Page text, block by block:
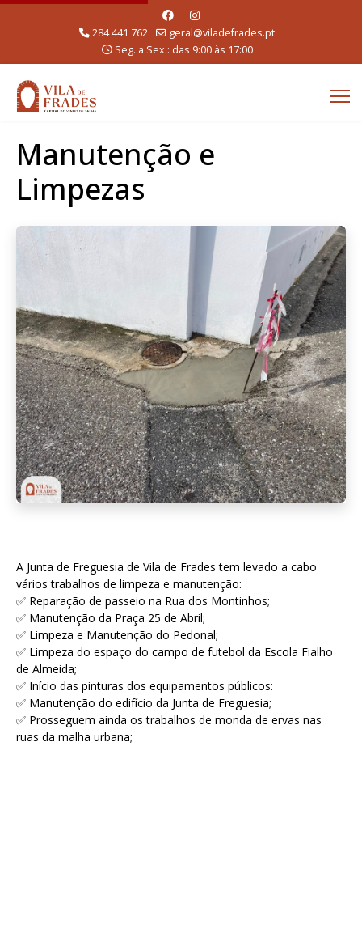
284 441 762
geral@viladefrades.pt
Seg. a Sex.: das 9:00 às 17:00
Manutenção e
Limpezas
A Junta de Freguesia de Vila de Frades tem levado a cabo
vários trabalhos de limpeza e manutenção:
✅ Reparação de passeio na Rua dos Montinhos;
✅ Manutenção da Praça 25 de Abril;
✅ Limpeza e Manutenção do Pedonal;
✅ Limpeza do espaço do campo de futebol da Escola Fialho
de Almeida;
✅ Início das pinturas dos equipamentos públicos:
✅ Manutenção do edifício da Junta de Freguesia;
✅ Prosseguem ainda os trabalhos de monda de ervas nas
ruas da malha urbana;